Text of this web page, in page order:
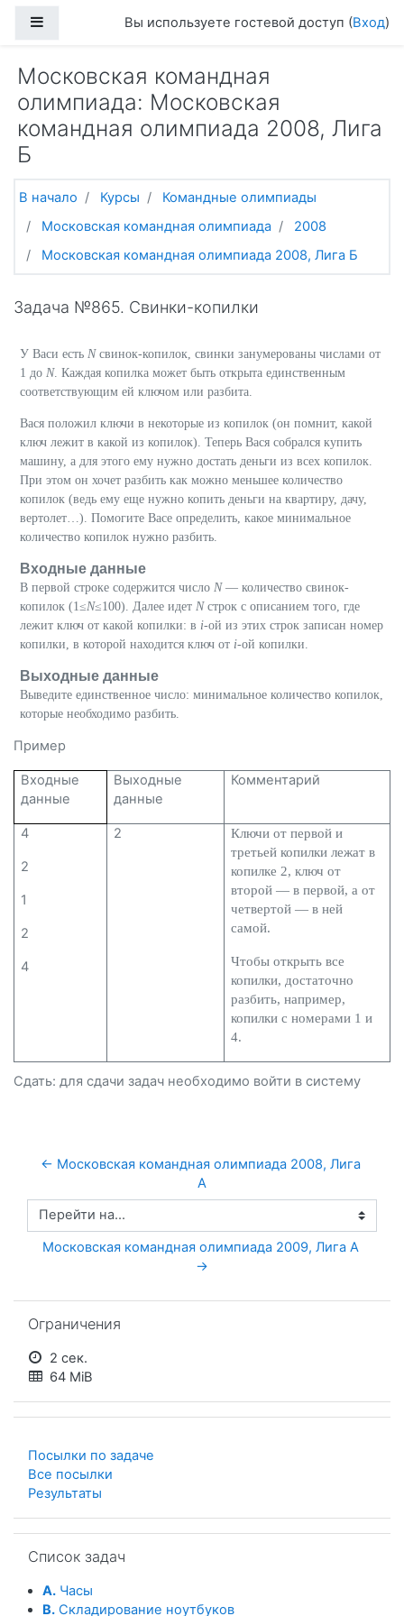
Боковая панельВы используете гостевой доступ (Вход)
Московская командная
олимпиада: Московская
командная олимпиада 2008, Лига
Б
В начало Курсы
Командные олимпиады
Московская командная олимпиада
2008
Московская командная олимпиада 2008, Лига Б
Задача №865. Свинки-копилки
У Васи есть Nсвинок-копилок, свинки занумерованы числами от
1 до N. Каждая копилка может быть открыта единственным
соответствующим ей ключом или разбита.
Вася положил ключи в некоторые из копилок (он помнит, какой
ключ лежит в какой из копилок). Теперь Вася собрался купить
машину, а для этого ему нужно достать деньги из всех копилок.
При этом он хочет разбить как можно меньшее количество
копилок (ведь ему еще нужно копить деньги на квартиру, дачу,
вертолет…). Помогите Васе определить, какое минимальное
количество копилок нужно разбить.
Входные данные
В первой строке содержится число N— количество свинок-
копилок (1≤N≤100). Далее идет Nстрок с описанием того, где
лежит ключ от какой копилки: в i-ой из этих строк записан номер
копилки, в которой находится ключ от i-ой копилки.
Выходные данные
Выведите единственное число: минимальное количество копилок,
которые необходимо разбить.
Пример
Входные
данные
Выходные
данные
Комментарий
4
2
1
2
4
2
Ключи от первой и
третьей копилки лежат в
копилке 2, ключ от
второй — в первой, а от
четвертой — в ней
самой.
Чтобы открыть все
копилки, достаточно
разбить, например,
копилки с номерами 1 и
4.
Сдать: для сдачи задач необходимо войти в систему
← Московская командная олимпиада 2008, Лига
А
Перейти на...
Московская командная олимпиада 2009, Лига А
→
Ограничения
2 сек.
64 MiB
Посылки по задаче
Все посылки
Результаты
Список задач
A. Часы
B. Складирование ноутбуков